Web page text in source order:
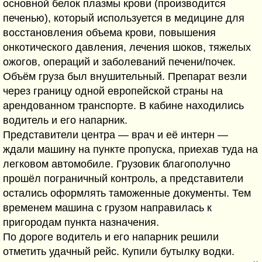
основной белок плазмы крови (производится
печенью), который используется в медицине для
восстановления объема крови, повышения
онкотического давления, лечения шоков, тяжелых
ожогов, операций и заболеваний печени/почек.
Объём груза был внушительный. Препарат везли
через границу одной европейской страны на
арендованном транспорте. В кабине находились
водитель и его напарник.
Представители центра — врач и её интерн —
ждали машину на пункте пропуска, приехав туда на
легковом автомобиле. Грузовик благополучно
прошёл пограничный контроль, а представители
остались оформлять таможенные документы. Тем
временем машина с грузом направилась к
пригородам пункта назначения.
По дороге водитель и его напарник решили
отметить удачный рейс. Купили бутылку водки.